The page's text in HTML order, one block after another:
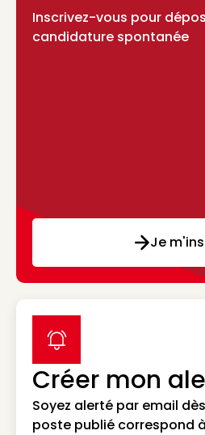
Inscrivez-vous pour
candidature spontanée
Je
Créer mon
Soyez alerté par email
poste publié correspond
label icon